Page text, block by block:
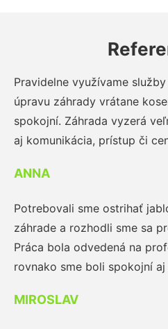
Pravidelne využívame
úpravu záhrady vrátane
spokojní. Záhrada vyzerá
aj komunikácia, prístup či
ANNA
Potrebovali sme ostrihať
záhrade a rozhodli sme sa
Práca bola odvedená na
rovnako sme boli spokojní aj
MIROSLAV